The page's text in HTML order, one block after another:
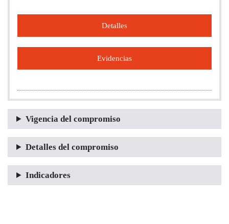
Detalles
Evidencias
Vigencia del compromiso
Detalles del compromiso
Indicadores